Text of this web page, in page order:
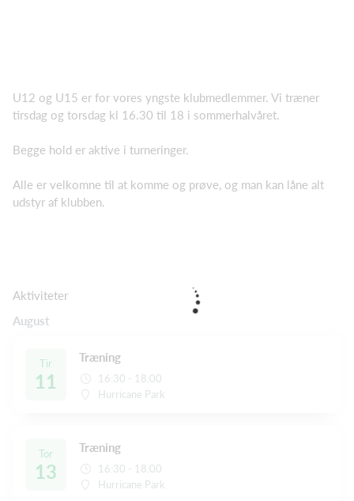
U12 og U15 er for vores yngste klubmedlemmer. Vi træner
tirsdag og torsdag kl 16.30 til 18 i sommerhalvåret.
Begge hold er aktive i turneringer.
Alle er velkomne til at komme og prøve, og man kan låne alt
udstyr af klubben.
Aktiviteter
August
Tir
11
Træning
16:30 - 18:00
Hurricane Park
Tor
13
Træning
16:30 - 18:00
Hurricane Park